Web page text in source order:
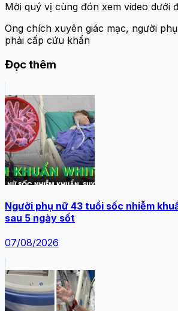
Mời quý vị cùng đón xem video dưới
Ong chích xuyên giác mạc, người
phải cấp cứu khẩn
Đọc thêm
Người phụ nữ 43 tuổi sốc nhiễm
sau 5 ngày sốt
07/08/2026